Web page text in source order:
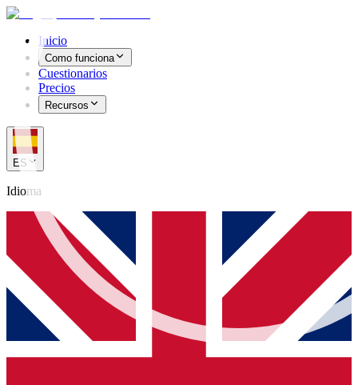
Inicio
Como funciona
Cuestionarios
Precios
Recursos
ES
Idioma